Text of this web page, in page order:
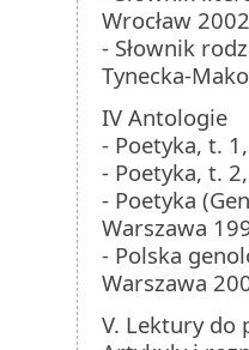
Wrocław
- Słownik
Tynecka-
IV Antologie
- Poetyka, t.
- Poetyka, t.
- Poetyka
Warszawa
- Polska
Warszawa
V. Lektury do